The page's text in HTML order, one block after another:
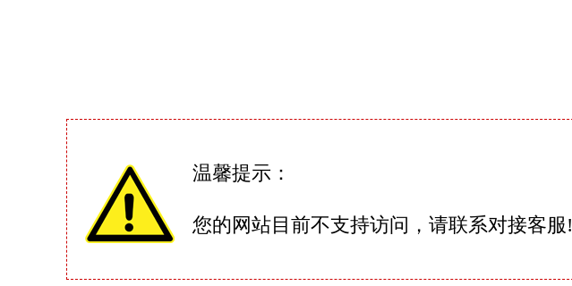
温馨提示：
您的网站目前不支持访问，请联系对接客服!